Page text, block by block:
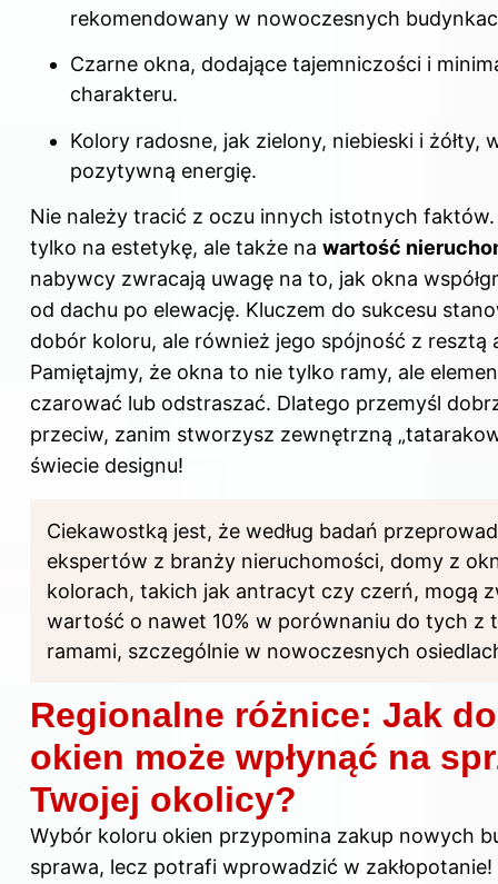
rekomendowany w nowoczesnych
Czarne okna, dodające tajemniczości i
charakteru.
Kolory radosne, jak zielony, niebieski i żółty,
pozytywną energię.
Nie należy tracić z oczu innych istotnych faktów.
tylko na estetykę, ale także na wartość
nabywcy zwracają uwagę na to, jak okna
od dachu po elewację. Kluczem do sukcesu
dobór koloru, ale również jego spójność z resztą
Pamiętajmy, że okna to nie tylko ramy, ale
czarować lub odstraszać. Dlatego przemyśl
przeciw, zanim stworzysz zewnętrzną
świecie designu!
Ciekawostką jest, że według badań
ekspertów z branży nieruchomości, domy z
kolorach, takich jak antracyt czy czerń, mogą
wartość o nawet 10% w porównaniu do tych z
ramami, szczególnie w nowoczesnych
Regionalne różnice: Jak
okien może wpłynąć na
Twojej okolicy?
Wybór koloru okien przypomina zakup nowych
sprawa, lecz potrafi wprowadzić w zakłopotanie!